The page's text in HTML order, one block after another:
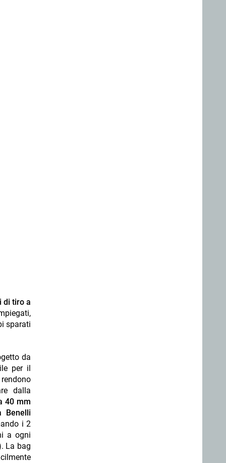
di tiro a
sparati
da
per il
dalla
40 mm
Benelli
i 2
a ogni
La bag